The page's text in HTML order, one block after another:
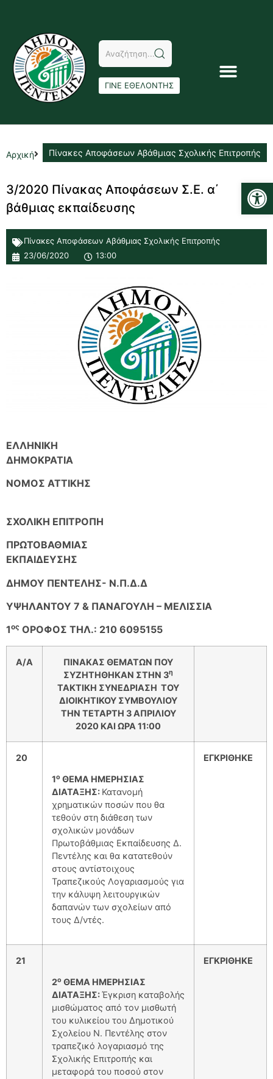
ΓΙΝΕ ΕΘΕΛΟΝΤΗΣ
Αρχική Πίνακες Αποφάσεων Αβάθμιας Σχολικής Επιτροπής
3/2020 Πίνακας Αποφάσεων Σ.Ε. α΄
βάθμιας εκπαίδευσης
Πίνακες Αποφάσεων Αβάθμιας Σχολικής Επιτροπής
23/06/2020
13:00
ΕΛΛΗΝΙΚΗ
ΔΗΜΟΚΡΑΤΙΑ
ΝΟΜΟΣ ΑΤΤΙΚΗΣ
ΣΧΟΛΙΚΗ ΕΠΙΤΡΟΠΗ
ΠΡΩΤΟΒΑΘΜΙΑΣ
ΕΚΠΑΙΔΕΥΣΗΣ
ΔΗΜΟΥ ΠΕΝΤΕΛΗΣ- Ν.Π.Δ.Δ
ΥΨΗΛΑΝΤΟΥ 7 & ΠΑΝΑΓΟΥΛΗ – ΜΕΛΙΣΣΙΑ
1ος ΟΡΟΦΟΣ ΤΗΛ.: 210 6095155
A/A
ΠΙΝΑΚΑΣ ΘΕΜΑΤΩΝ ΠΟΥ
ΣΥΖΗΤΗΘΗΚΑΝ ΣΤΗΝ 3η
TAKTIKH ΣΥΝΕΔΡΙΑΣΗ ΤΟΥ
ΔΙΟΙΚΗΤΙΚΟΥ ΣΥΜΒΟΥΛΙΟΥ
ΤΗN ΤΕΤΑΡΤΗ 3 ΑΠΡΙΛΙΟΥ
2020 KAI ΩΡΑ 11:00
20
1ο ΘΕΜΑ ΗΜΕΡΗΣΙΑΣ
ΔΙΑΤΑΞΗΣ: Κατανομή
χρηματικών ποσών που θα
τεθoύν στη διάθεση των
σχολικών μονάδων
Πρωτοβάθμιας Εκπαίδευσης Δ.
Πεντέλης και θα κατατεθούν
στους αντίστοιχους
Τραπεζικούς Λογαριασμούς για
την κάλυψη λειτουργικών
δαπανών των σχολείων από
τους Δ/ντές.
ΕΓΚΡΙΘΗΚΕ
21
2ο ΘΕΜΑ ΗΜΕΡΗΣΙΑΣ
ΔΙΑΤΑΞΗΣ:Έγκριση καταβολής
μισθώματος από τον μισθωτή
του κυλικείου του Δημοτικού
Σχολείου Ν. Πεντέλης στον
τραπεζικό λογαριασμό της
Σχολικής Επιτροπής και
μεταφορά του ποσού στον
ΕΓΚΡΙΘΗΚΕ